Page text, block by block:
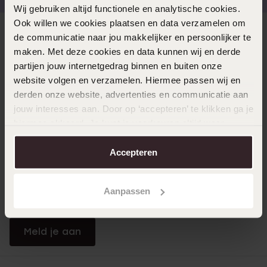
Wij gebruiken altijd functionele en analytische cookies.
Ook willen we cookies plaatsen en data verzamelen om
de communicatie naar jou makkelijker en persoonlijker te
maken. Met deze cookies en data kunnen wij en derde
partijen jouw internetgedrag binnen en buiten onze
website volgen en verzamelen. Hiermee passen wij en
derden onze website, advertenties en communicatie aan
jouw interesses aan. Door op ‘accepteren’ te klikken ga je
aanpassen. Lees er meer over in onscookiebeleid.
Accepteren
Aanpassen
Direct naar
Over Lucardi
Meld je aan